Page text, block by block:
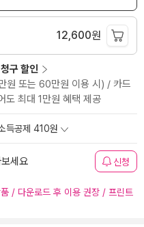
12,600원
구 할인
원 또는 60만원 이용 시) / 카드
도 최대 1만원 혜택 제공
득공제 410원
세요 신청
/ 다운로드 후 이용 권장 / 프린트